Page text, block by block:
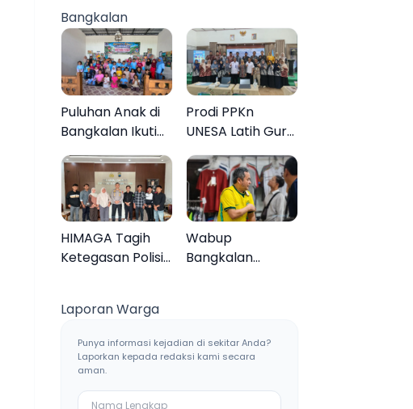
Sampang, Tiga
Pengedar
Ditangkap
Bangkalan
Puluhan Anak di
Bangkalan Ikuti
Lomba Mewarnai
Bertema Liburan
Keluarga
Prodi PPKn
UNESA Latih Guru
PPKn Bangkalan
dengan
Pembelajaran
Inovasi Teknologi
HIMAGA Tagih
Ketegasan Polisi
Galis Bangkalan
Wabup
Bangkalan
Ketiban Berkah
Laporan Warga
Punya informasi kejadian di sekitar Anda?
Laporkan kepada redaksi kami secara
aman.